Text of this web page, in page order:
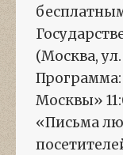
(Москва,
Москвы»
«Письма